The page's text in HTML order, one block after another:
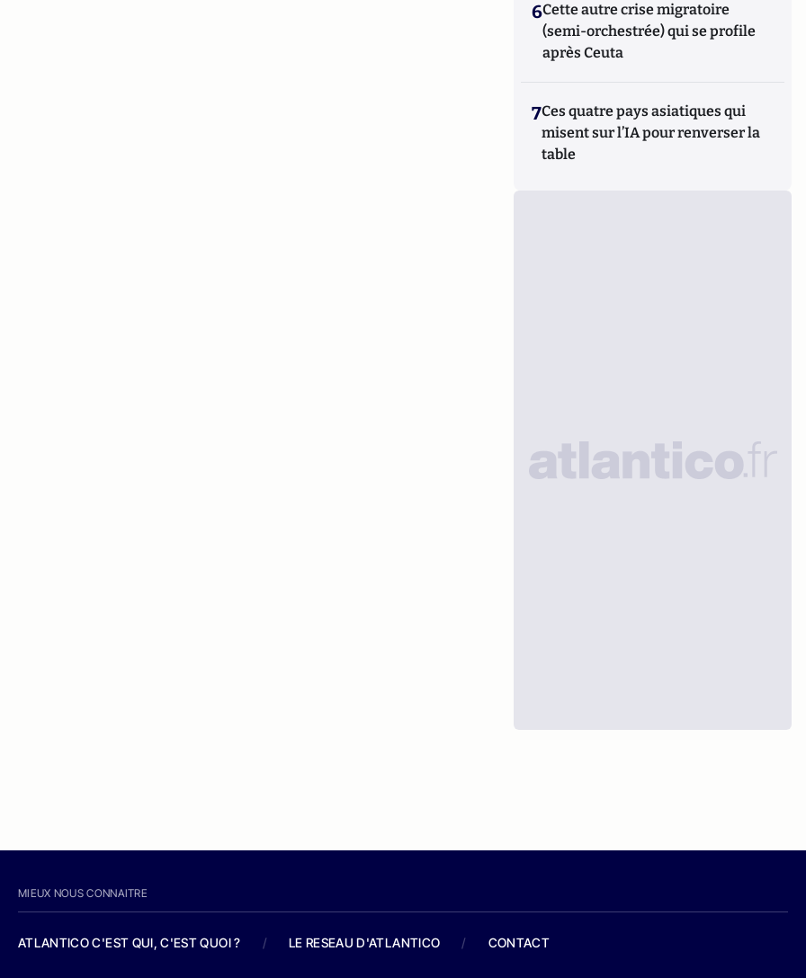
6Cette autre crise migratoire
(semi-orchestrée) qui se profile
après Ceuta
7Ces quatre pays asiatiques qui
misent sur l’IA pour renverser la
table
MIEUX NOUS CONNAITRE
ATLANTICO C'EST QUI, C'EST QUOI ? / LE RESEAU D'ATLANTICO / CONTACT